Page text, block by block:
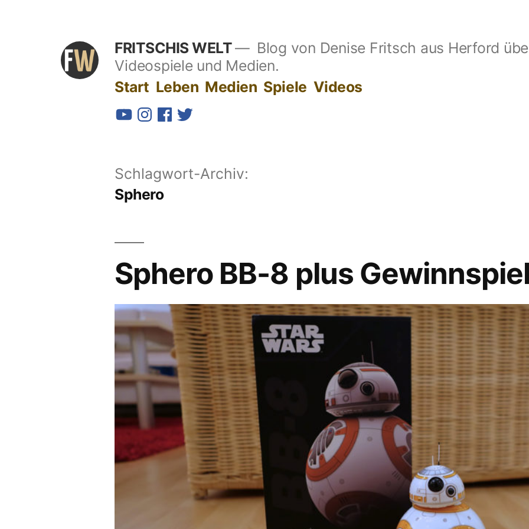
FRITSCHIS WELT
Blog von Denise Fritsch aus Herford
Videospiele und Medien.
Start Leben Medien Spiele Videos
YouTube
Instagram
Facebook
Twitter
Schlagwort-Archiv:
Sphero
Sphero BB-8 plus